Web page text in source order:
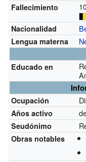
Fallecimiento
Nacionalidad
Lengua materna
Educado en
Ocupación
Años activo
Seudónimo
Obras notables